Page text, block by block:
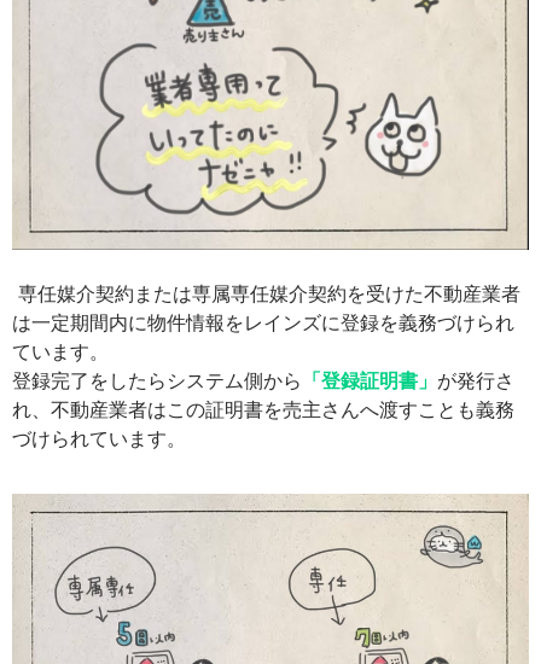
専任媒介契約または専属専任媒介契約を受けた不動産業者
は一定期間内に物件情報をレインズに登録を義務づけられ
ています。
登録完了をしたらシステム側から 「登録証明書」 が発行さ
れ、不動産業者はこの証明書を売主さんへ渡すことも義務
づけられています。